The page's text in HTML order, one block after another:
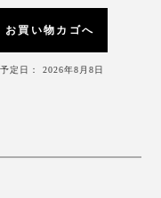
、パートナーのグラ
ます
のとぶつからない
トを傷めることが
お買い物カゴへ
定日： 2026年8月8日